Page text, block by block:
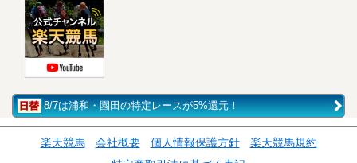
8/7は浦和・園田の特定レースが5%還元！
楽天競馬 会社概要 個人情報保護方針
楽天競馬規約